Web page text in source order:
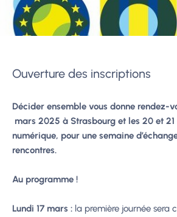
Ouverture des inscriptions
Décider ensemble vous donne rendez-
mars 2025 à Strasbourg et les 20 et
numérique, pour une semaine
rencontres.
Au programme !
Lundi 17 mars : la première journée sera